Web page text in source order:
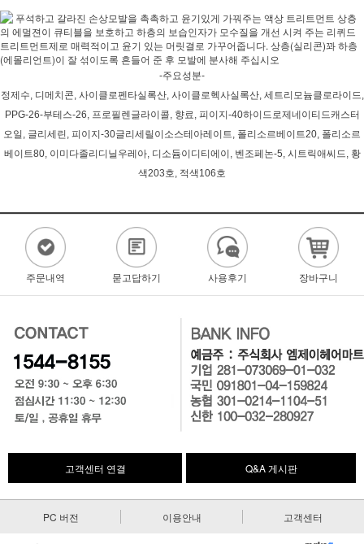
푸석하고 갈라진 손상모발을 촉촉하고 윤기있게 가꿔주는 액상 트리트먼트 상층
의 에멀젼이 큐티블을 보호하고 하층의 보습인자가 모수질을 개선 시켜 주는 리퀴드
트리트먼트제로 매력적이고 윤기 있는 머릿결로 가꾸어줍니다. 상층(실리콘)꽈 하층
(에몰리언트)이 잘 섞이도록 흔들어 준 후 모발에 분사해 주십시오
-주요성분-
정제수, 디메치콘, 사이클로펜타실록산, 사이클로헥사실록산, 세트리모늄클로라이드,
PPG-26-부테스-26, 프로필렌글라이콜, 향료, 피이지-40하이드로제네이티드캐스터
오일, 글리세린, 피이지-30글리세릴이소스테아레이트, 폴리소르베이트20, 폴리소르
베이트80, 이미다졸리디닐우레아, 디소듐이디티에이, 벤조페논-5, 시트릭애씨드, 황
색203호, 적색106호
주문내역 묻고답하기 사용후기 장바구니
고객센터 연결 Q&A 게시판
PC 버전 이용안내 고객센터